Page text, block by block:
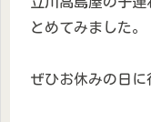
とめてみました。
ぜひお休みの日に